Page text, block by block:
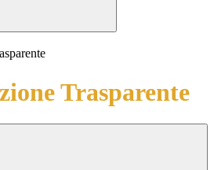
Trasparente